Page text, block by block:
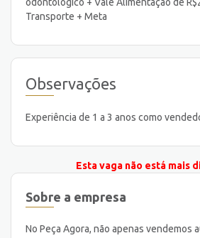
Transporte + Meta
Observações
Experiência de 1 a 3 anos como
Esta vaga não está mais
Sobre a empresa
No Peça Agora, não apenas vendemos